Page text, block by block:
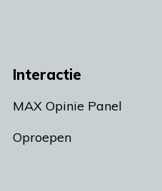
Interactie
MAX Opinie Panel
Oproepen